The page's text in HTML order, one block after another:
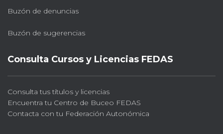
Buzón de denuncias
Buzón de sugerencias
Consulta Cursos y Licencias FEDAS
Consulta tus títulos y licencias
Encuentra tu Centro de Buceo FEDAS
Contacta con tu Federación Autonómica